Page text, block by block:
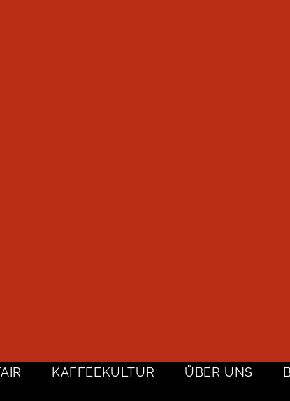
KAFFEEKULTUR ÜBER UNS